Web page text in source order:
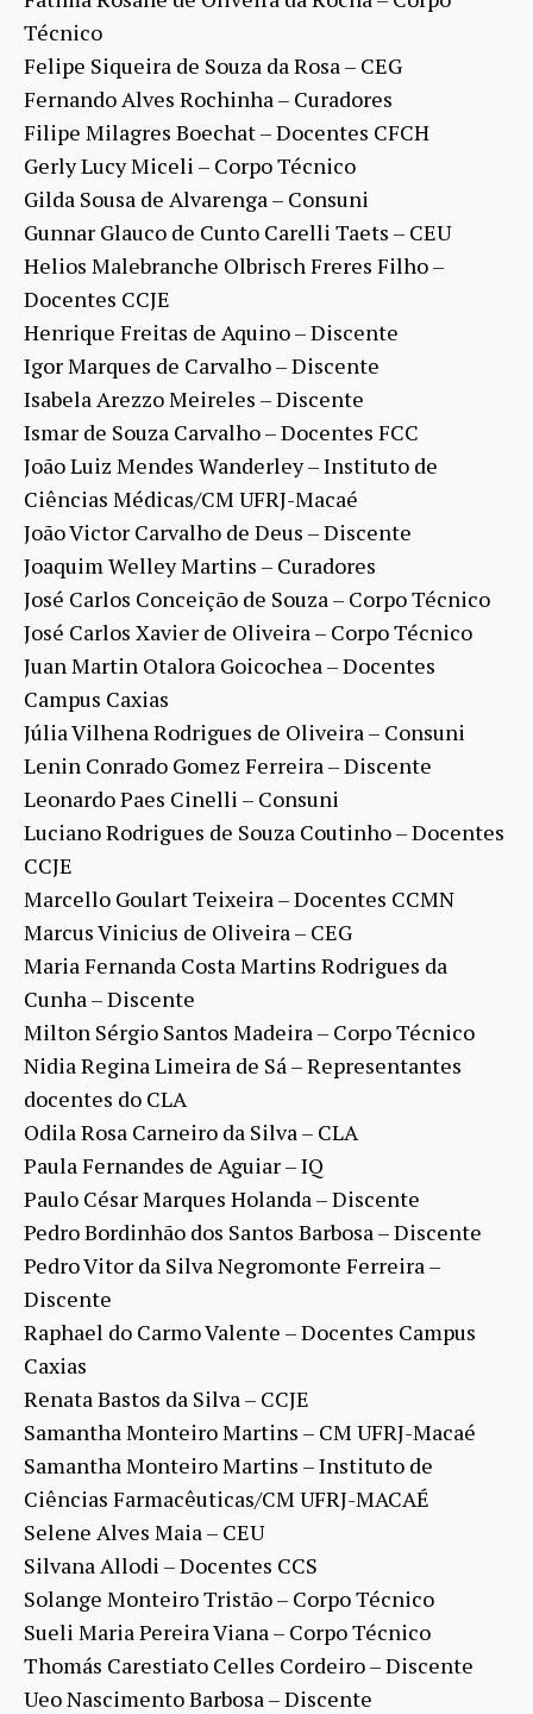
Técnico
Felipe Siqueira de Souza da Rosa – CEG
Fernando Alves Rochinha – Curadores
Filipe Milagres Boechat – Docentes CFCH
Gerly Lucy Miceli – Corpo Técnico
Gilda Sousa de Alvarenga – Consuni
Gunnar Glauco de Cunto Carelli Taets – CEU
Helios Malebranche Olbrisch Freres Filho –
Docentes CCJE
Henrique Freitas de Aquino – Discente
Igor Marques de Carvalho – Discente
Isabela Arezzo Meireles – Discente
Ismar de Souza Carvalho – Docentes FCC
João Luiz Mendes Wanderley – Instituto de
Ciências Médicas/CM UFRJ-Macaé
João Victor Carvalho de Deus – Discente
Joaquim Welley Martins – Curadores
José Carlos Conceição de Souza – Corpo Técnico
José Carlos Xavier de Oliveira – Corpo Técnico
Juan Martin Otalora Goicochea – Docentes
Campus Caxias
Júlia Vilhena Rodrigues de Oliveira – Consuni
Lenin Conrado Gomez Ferreira – Discente
Leonardo Paes Cinelli – Consuni
Luciano Rodrigues de Souza Coutinho – Docentes
CCJE
Marcello Goulart Teixeira – Docentes CCMN
Marcus Vinicius de Oliveira – CEG
Maria Fernanda Costa Martins Rodrigues da
Cunha – Discente
Milton Sérgio Santos Madeira – Corpo Técnico
Nidia Regina Limeira de Sá – Representantes
docentes do CLA
Odila Rosa Carneiro da Silva – CLA
Paula Fernandes de Aguiar – IQ
Paulo César Marques Holanda – Discente
Pedro Bordinhão dos Santos Barbosa – Discente
Pedro Vitor da Silva Negromonte Ferreira –
Discente
Raphael do Carmo Valente – Docentes Campus
Caxias
Renata Bastos da Silva – CCJE
Samantha Monteiro Martins – CM UFRJ-Macaé
Samantha Monteiro Martins – Instituto de
Ciências Farmacêuticas/CM UFRJ-MACAÉ
Selene Alves Maia – CEU
Silvana Allodi – Docentes CCS
Solange Monteiro Tristão – Corpo Técnico
Sueli Maria Pereira Viana – Corpo Técnico
Thomás Carestiato Celles Cordeiro – Discente
Ueo Nascimento Barbosa – Discente